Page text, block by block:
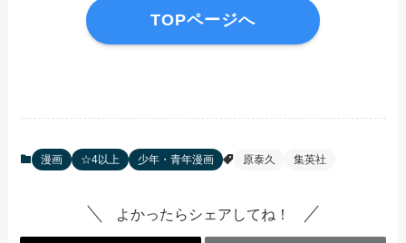
TOPページへ
漫画 ☆4以上 少年・青年漫画 原泰久 集英社
よかったらシェアしてね！